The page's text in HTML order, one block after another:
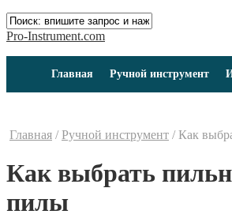
Pro-Instrument.com
Главная Ручной инструмент
Главная /Ручной инструмент /Как
Как выбрать
пилы